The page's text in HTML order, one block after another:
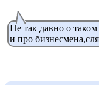
Не так давно о
и про